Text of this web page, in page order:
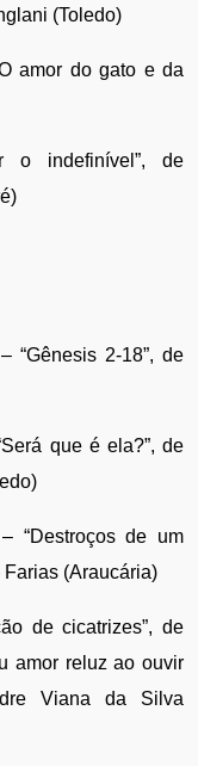
(Toledo)
amor do gato e da
o indefinível”, de
“Gênesis 2-18”, de
que é ela?”, de
“Destroços de um
(Araucária)
de cicatrizes”, de
amor reluz ao ouvir
Viana da Silva